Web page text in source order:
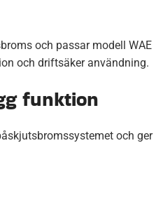
och passar modell WAE
och driftsäker användning.
funktion
och ger